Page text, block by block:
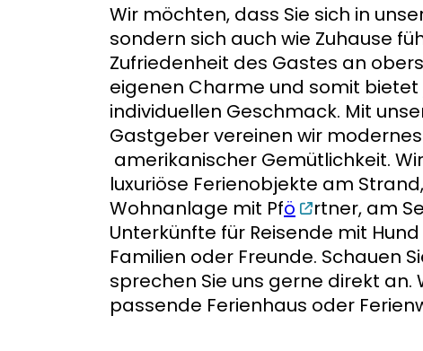
Wir möchten, dass Sie sich in
sondern sich auch wie Zuhause
Zufriedenheit des Gastes an
eigenen Charme und somit
individuellen Geschmack. Mit
Gastgeber vereinen wir
amerikanischer Gemütlichkeit.
luxuriöse Ferienobjekte am
Wohnanlage mit Pfö
rtner, am
Unterkünfte für Reisende mit
Familien oder Freunde. Schauen
sprechen Sie uns gerne direkt
passende Ferienhaus oder